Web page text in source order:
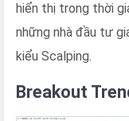
hiển thị trong thời
những nhà đầu tư
kiểu Scalping.
Breakout